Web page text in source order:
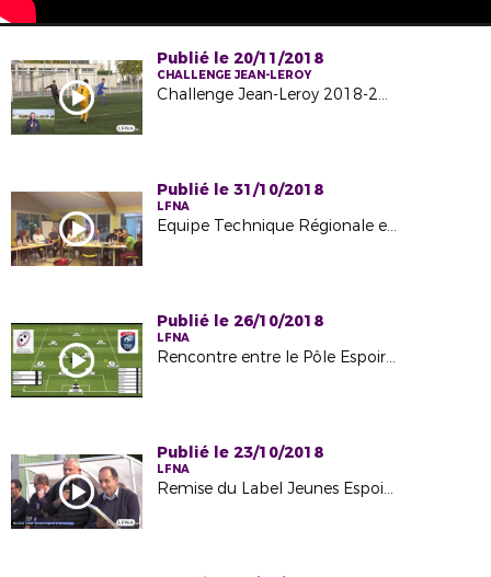
Publié le 20/11/2018
CHALLENGE JEAN-LEROY
Challenge Jean-Leroy 2018-2019
Publié le 31/10/2018
LFNA
Equipe Technique Régionale en séminaire à Puymoyen
Publié le 26/10/2018
LFNA
Rencontre entre le Pôle Espoir G Talence et le Pôle Espoir G Saint Sébastien
Publié le 23/10/2018
LFNA
Remise du Label Jeunes Espoir au CO Cerizay (79)